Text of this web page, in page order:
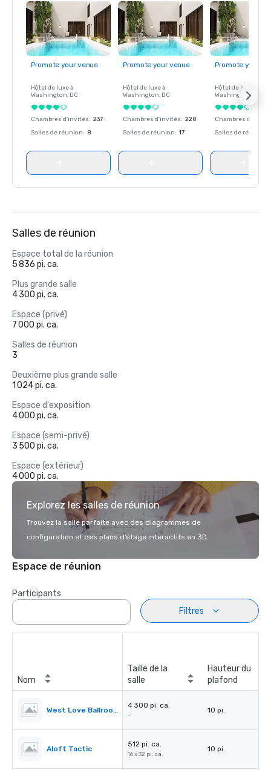
Promote your venue
Hôtel de luxe à
Washington, DC
Chambres d'invités: 237
Salles de réunion: 8
Promote your venue
Hôtel de luxe à
Washington, DC
Chambres d'invités: 220
Salles de réunion: 17
Promote your
Hôtel de luxe à
Washington
Chambres
Salles de réunion
Salles de réunion
Espace total de la réunion
5 836 pi. ca.
Plus grande salle
4 300 pi. ca.
Espace (privé)
7 000 pi. ca.
Salles de réunion
3
Deuxième plus grande salle
1 024 pi. ca.
Espace d'exposition
4 000 pi. ca.
Espace (semi-privé)
3 500 pi. ca.
Espace (extérieur)
4 000 pi. ca.
Explorez les salles de réunion
Trouvez la salle parfaite avec des diagrammes de
configuration et des plans d’étage interactifs en 3D.
Espace de réunion
Participants
Filtres
Nom
Taille de la
salle
Hauteur du
plafond
West Love Ballroom
4 300 pi. ca.
-
10 pi.
Aloft Tactic
512 pi. ca.
16 x 32 pi. ca.
10 pi.